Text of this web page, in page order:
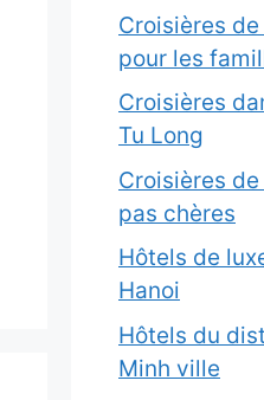
Croisières de
pour les
Croisières
Tu Long
Croisières de
pas chères
Hôtels de
Hanoi
Hôtels du
Minh ville